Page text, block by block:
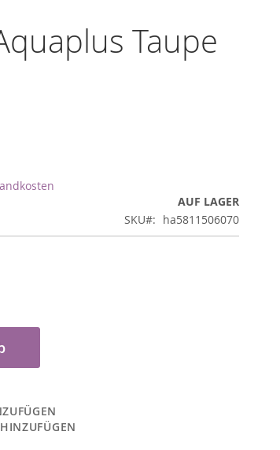
Taupe
AUF LAGER
SKU
ha5811506070